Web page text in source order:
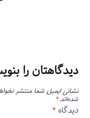
دیدگاهتان را
نشانی ایمیل شما منتشر
شده‌اند*
دیدگاه *